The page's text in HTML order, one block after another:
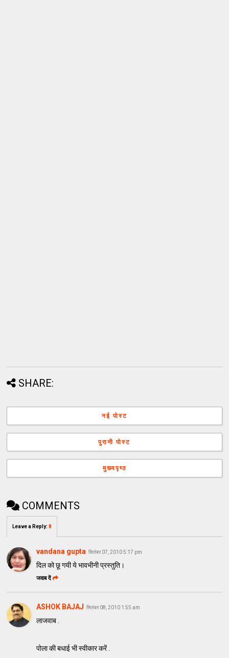
SHARE:
नई पोस्ट
पुरानी पोस्ट
मुख्यपृष्ठ
COMMENTS
Leave a Reply:8
vandana gupta सितंबर 07, 2010 5:17 pm
दिल को छू गयी ये भावभीनी प्रस्तुति।
जवाब दें
ASHOK BAJAJ सितंबर 08, 2010 1:55 am
लाजवाब .
पोला की बधाई भी स्वीकार करें .